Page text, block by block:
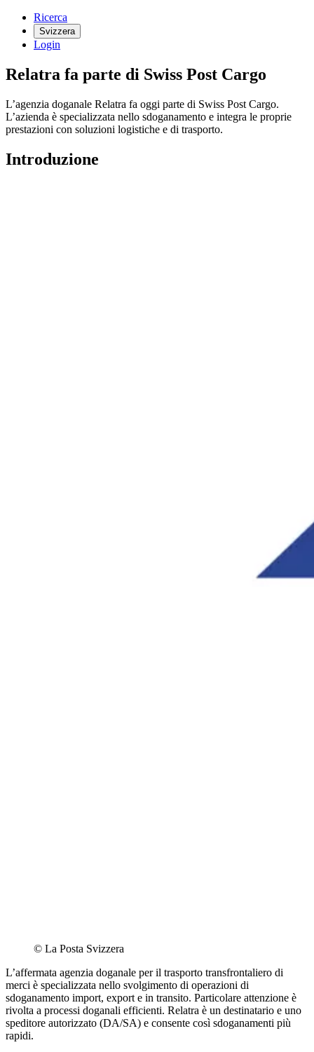
Ricerca
Svizzera
Login
Relatra fa parte di Swiss Post Cargo
L’agenzia doganale Relatra fa oggi parte di Swiss Post Cargo.
L’azienda è specializzata nello sdoganamento e integra le proprie
prestazioni con soluzioni logistiche e di trasporto.
Introduzione
© La Posta Svizzera
L’affermata agenzia doganale per il trasporto transfrontaliero di
merci è specializzata nello svolgimento di operazioni di
sdoganamento import, export e in transito. Particolare attenzione è
rivolta a processi doganali efficienti. Relatra è un destinatario e uno
speditore autorizzato (DA/SA) e consente così sdoganamenti più
rapidi.